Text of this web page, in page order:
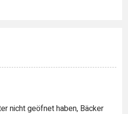
nicht geöfnet haben, Bäcker